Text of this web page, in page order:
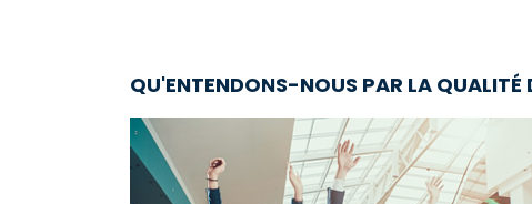
QU'ENTENDONS-NOUS PAR LA QUALITÉ